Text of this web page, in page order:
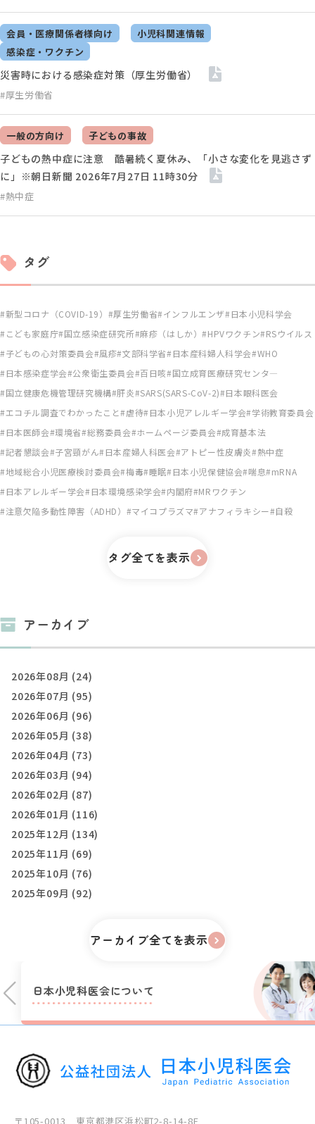
会員・医療関係者様向け
小児科関連情報
感染症・ワクチン
#厚生労働省
災害時における感染症対策（厚生労働省）
一般の方向け 子どもの事故
#熱中症
子どもの熱中症に注意 酷暑続く夏休み、「小さな変化を見逃さず
に」※朝日新聞 2026年7月27日 11時30分
タグ
新型コロナ（COVID-19） 厚生労働省 インフルエンザ 日本小児科学会
こども家庭庁 国立感染症研究所 麻疹（はしか） HPVワクチン RSウイルス
子どもの心対策委員会 風疹 文部科学省 日本産科婦人科学会 WHO
日本感染症学会 公衆衛生委員会 百日咳 国立成育医療研究センタ―
国立健康危機管理研究機構 肝炎 SARS(SARS-CoV-2)
日本眼科医会
エコチル調査でわかったこと 虐待 日本小児アレルギー学会 学術教育委員会
日本医師会 環境省 総務委員会 ホームページ委員会 成育基本法
記者懇談会 子宮頸がん 日本産婦人科医会 アトピー性皮膚炎 熱中症
地域総合小児医療検討委員会 梅毒 睡眠 日本小児保健協会 喘息 mRNA
日本アレルギー学会 日本環境感染学会 内閣府 MRワクチン
注意欠陥多動性障害（ADHD）
マイコプラズマ アナフィラキシー 自殺
タグ全てを表示
アーカイブ
2026年08月 (24)
2026年07月 (95)
2026年06月 (96)
2026年05月 (38)
2026年04月 (73)
2026年03月 (94)
2026年02月 (87)
2026年01月 (116)
2025年12月 (134)
2025年11月 (69)
2025年10月 (76)
2025年09月 (92)
アーカイブ全てを表示
日本小児科医会について
〒105-0013 東京都港区浜松町2-8-14-8F